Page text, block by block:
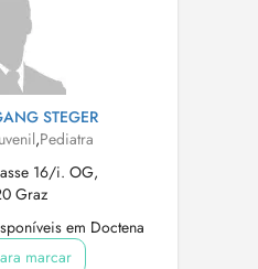
STEGER
,Pediatra
16/i. OG,
Graz
em Doctena
marcar